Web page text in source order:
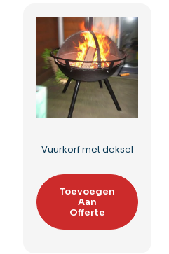
Vuurkorf met deksel
Toevoegen
Aan
Offerte